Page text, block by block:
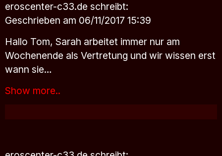
eroscenter-c33.de schreibt:
Geschrieben am 06/11/2017 15:39
Hallo Tom, Sarah arbeitet immer nur am
Wochenende als Vertretung und wir wissen erst
wann sie…
Show more..